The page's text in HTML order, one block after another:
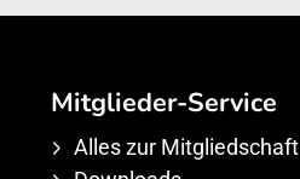
Mitglieder-Service
Alles zur Mitgliedschaft